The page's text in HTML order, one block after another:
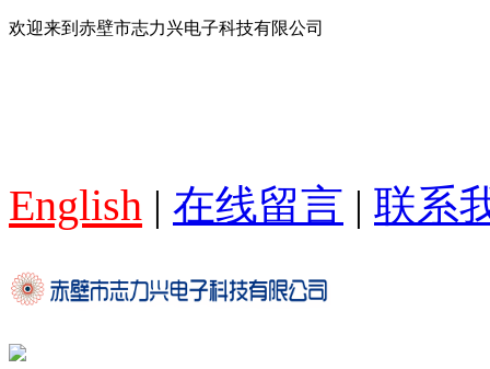
欢迎来到赤壁市志力兴电子科技有限公司
English | 在线留言 | 联系